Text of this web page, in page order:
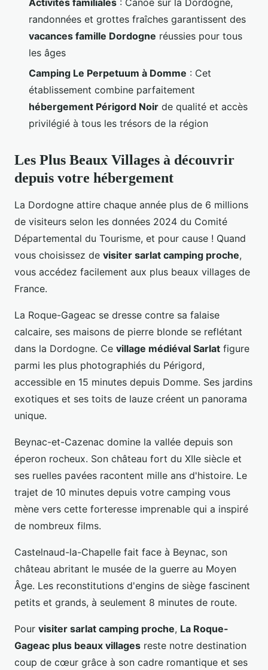
randonnées et grottes fraîches garantissent des
vacances famille Dordogne réussies pour tous
les âges
Camping Le Perpetuum à Domme : Cet
établissement combine parfaitement
hébergement Périgord Noir de qualité et accès
privilégié à tous les trésors de la région
Les Plus Beaux Villages à découvrir
depuis votre hébergement
La Dordogne attire chaque année plus de 6 millions
de visiteurs selon les données 2024 du Comité
Départemental du Tourisme, et pour cause ! Quand
vous choisissez de visiter sarlat camping proche,
vous accédez facilement aux plus beaux villages de
France.
La Roque-Gageac se dresse contre sa falaise
calcaire, ses maisons de pierre blonde se reflétant
dans la Dordogne. Ce village médiéval Sarlat figure
parmi les plus photographiés du Périgord,
accessible en 15 minutes depuis Domme. Ses jardins
exotiques et ses toits de lauze créent un panorama
unique.
Beynac-et-Cazenac domine la vallée depuis son
éperon rocheux. Son château fort du XIIe siècle et
ses ruelles pavées racontent mille ans d'histoire. Le
trajet de 10 minutes depuis votre camping vous
mène vers cette forteresse imprenable qui a inspiré
de nombreux films.
Castelnaud-la-Chapelle fait face à Beynac, son
château abritant le musée de la guerre au Moyen
Âge. Les reconstitutions d'engins de siège fascinent
petits et grands, à seulement 8 minutes de route.
Pour visiter sarlat camping proche, La Roque-
Gageac plus beaux villages reste notre destination
coup de cœur grâce à son cadre romantique et ses